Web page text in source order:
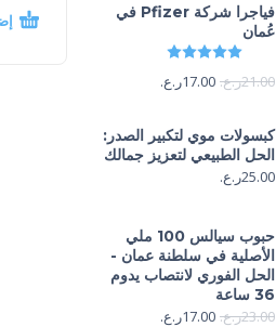
فياجرا شركة Pfizer في
عُمان
21.00ر.ع. 17.00ر.ع.
كبسولات موي لتكبير الصدر:
الحل الطبيعي لتعزيز جمالك
25.00ر.ع.
حبوب سيالس 100 ملي
الأصلية في سلطنة عمان -
الحل الفوري لانتصاب يدوم
36 ساعة
23.00ر.ع. 17.00ر.ع.